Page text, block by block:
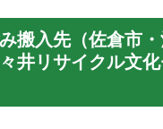
搬入先（佐倉市
井リサイクル文化